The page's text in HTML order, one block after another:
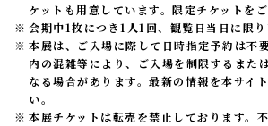
ケットも用意しています。限定チケットをご
会期中1枚につき1人1回、観覧日当日に限り
本展は、ご入場に際して日時指定予約は不
内の混雑等により、ご入場を制限するまた
なる場合があります。最新の情報を本サイ
い。
本展チケットは転売を禁止しております。